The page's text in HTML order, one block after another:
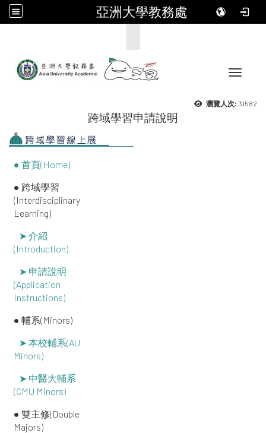
亞洲大學教務處
Toggle
瀏覽人次: 31582
跨域學習申請說明
● 首頁(Home)
● 跨域學習
(Interdisciplinary
Learning)
➤ 介紹
(Introduction)
➤ 申請說明
(Application
Instructions)
● 輔系(Minors)
➤ 本校輔系(AU
Minors)
➤ 中醫大輔系
(CMU Minors)
● 雙主修(Double
Majors)